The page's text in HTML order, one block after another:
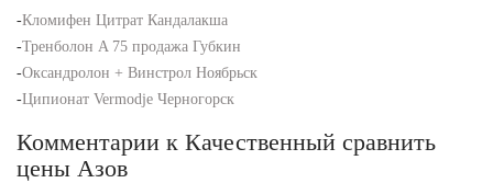
-Кломифен Цитрат Кандалакша
-Тренболон A 75 продажа Губкин
-Оксандролон + Винстрол Ноябрьск
-Ципионат Vermodje Черногорск
Комментарии к Качественный сравнить
цены Азов